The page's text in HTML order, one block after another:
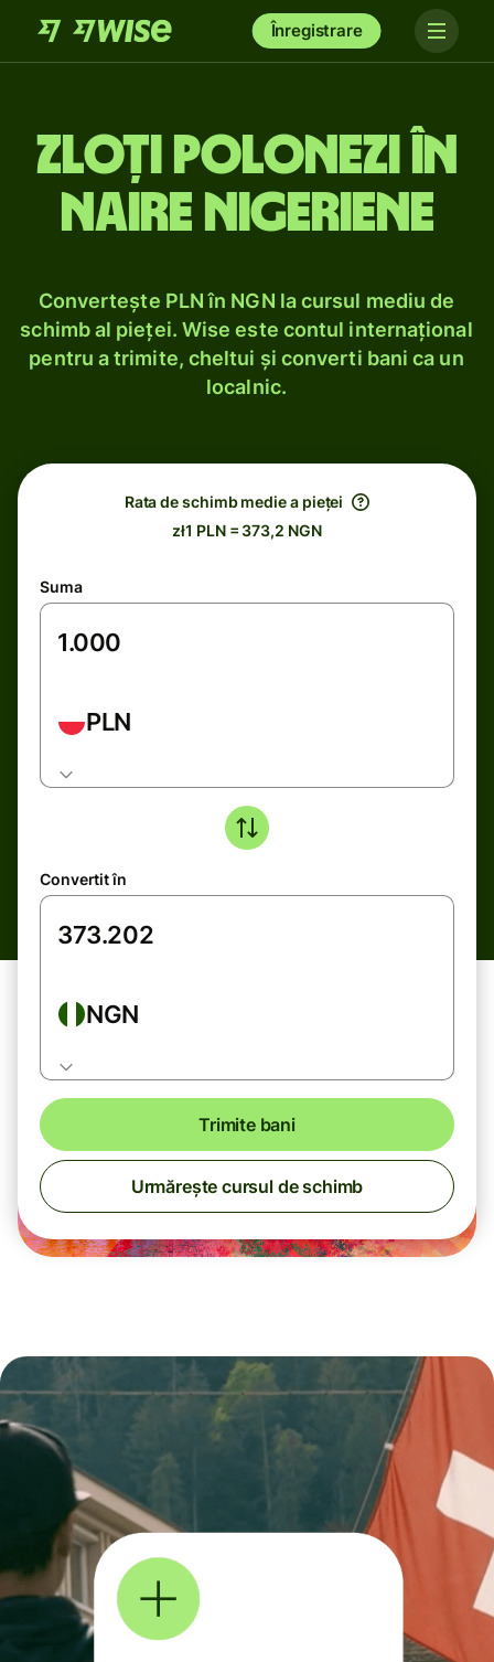
Înregistrare
Zloți polonezi în
naire nigeriene
Convertește PLN în NGN la cursul mediu de
schimb al pieței. Wise este contul internațional
pentru a trimite, cheltui și converti bani ca un
localnic.
Rata de schimb medie a pieței
zł1 PLN = 373,2 NGN
Suma
PLN
Convertit în
NGN
Trimite bani
Urmărește cursul de schimb